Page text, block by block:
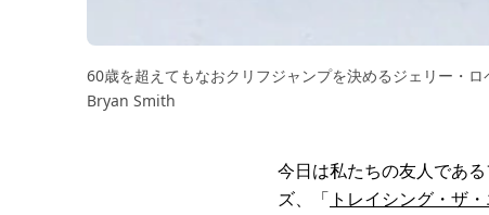
60歳を超えてもなおクリフジャンプを決めるジェリー・
Bryan Smith
今日は私たちの友人であ
ズ、「 トレイシング・ザ